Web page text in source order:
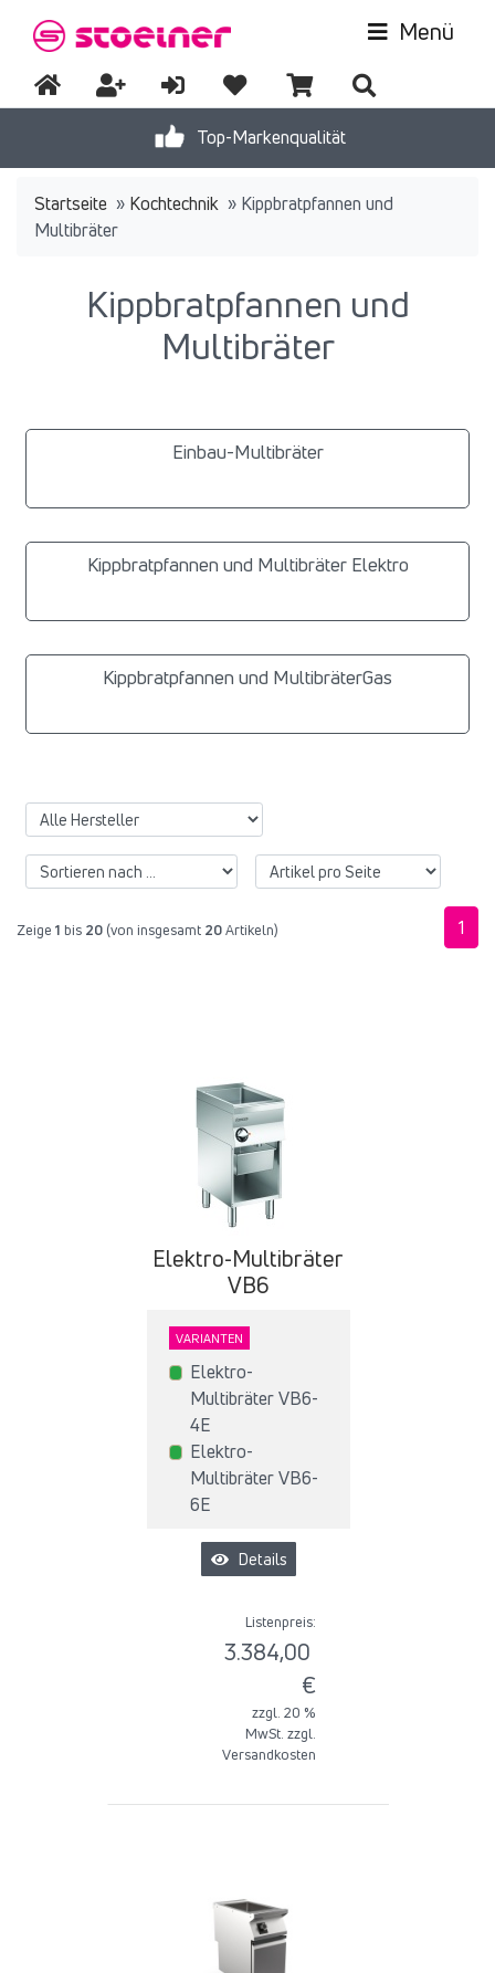
Top-Markenqualität
Menü
Startseite » Kochtechnik » Kippbratpfannen und
Multibräter
Kippbratpfannen und
Multibräter
Einbau-Multibräter
Kippbratpfannen und Multibräter Elektro
Kippbratpfannen und MultibräterGas
Zeige 1 bis 20 (von insgesamt 20Artikeln) 1
Elektro-Multibräter
VB6
VARIANTEN
Elektro-
Multibräter VB6-
4E
Elektro-
Multibräter VB6-
6E
Details
Listenpreis:
3.384,00
€
zzgl. 20 %
MwSt. zzgl.
Versandkosten